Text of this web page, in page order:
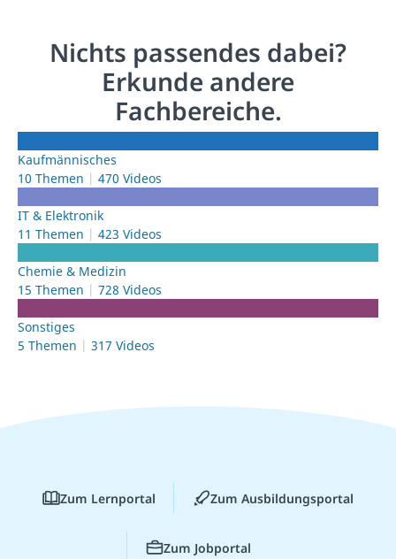
Nichts passendes dabei?
Erkunde andere
Fachbereiche.
Kaufmännisches
10 Themen
470 Videos
IT & Elektronik
11 Themen
423 Videos
Chemie & Medizin
15 Themen
728 Videos
Sonstiges
5 Themen
317 Videos
Zum Lernportal Zum Ausbildungsportal
Zum Jobportal